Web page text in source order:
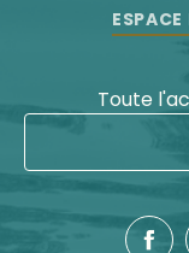
ESPACE
Toute